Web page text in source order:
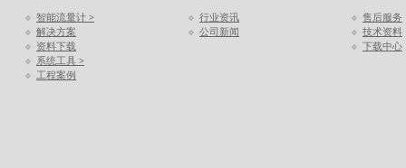
🔹 智能流量计 >
🔹 解决方案
🔹 资料下载
🔹 系统工具 >
🔹 工程案例
🔹 行业资讯
🔹 公司新闻
🔹 售后服务
🔹 技术资料
🔹 下载中心